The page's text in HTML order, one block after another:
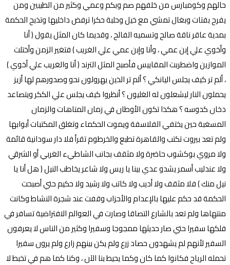
حالهم وكومبارس من خلفهم صم وبكم وعمي وكثير من الطيبين ومن
يفرح بفتات وبغال تمشي مع خيل وحلبة حكرا ترفض داخليها وتذبح الحكمة
بمدية عاقر ناقة صالح وتسميه الفالح ، وقديما كان المثل يقول ( أنا
وأخوي علي إبن عمي ، وأنا وإبن عمي علي الغريب ) فتغير الزمن وأختلت
الموازين واضطربت المقاييس فأصبح المثل الترند ( أنا والغريب علي أخوي )
، ألم تر كيف يجلس اليانكي ؟ ألم تر الذين يهرولون نحو وصدورهم لها أزيز
يحملون النار ليشعلون له الغليون ؟ أنظروا كيف يجلس علي الككر ويتصاعد
دخان كدوسه ؟ هكذا تكون الأوطان في زمان المتاهات والزمان
المسغبة حين يختفي الفلاسفة ويموت الحكماء وتغلق المكتبات أبوابها
ولم تعد بيروت تكتب والقاهرة تطبع والخرطوم تقرأ فلا دار سودانية قائمة
ولا مروي بوكشوب حاضرة ولا مثقف بجانب الشاطيء الغربي أو الشرقي
ولا عندليب أسمر يشدو عدي بينا يا ريس ولا شاعر يخاطب النيل ( هل أنا يا
نيل منك ) فلا مثقف ولا أديب ولا كاتب ولا رشيد ولا حكيم حتي أصبحت
الحكمة قد حكم عليها بالإعدام والأحزاب وقفت عند شجرة النشاط وكانت
منتهاها ولم تعد بالشارع التصاقا وصارت في العوالم الافتراضية تسافر في
فلكها سفيرا حتي صار حديثها ممجوجا وسفيرا وكثير من الناس لا يعرفون
السفير لأنهم لم يشهدون حصاد زرع ولم يكن بينهم زارع ولم يرون سفيرا
تحمله الرياح فكانوا كما كان وكما يحيط بنا الآن ، وكنا كما هم في تخبط لا